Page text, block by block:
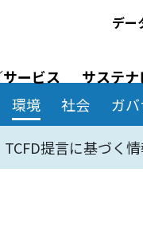
デー
ービス
サステナ
環境
TCFD提言に基づく
社会 ガ